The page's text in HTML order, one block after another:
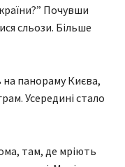
Почувши
сльози. Більше
на панораму Києва,
Усередині стало
там, де мріють